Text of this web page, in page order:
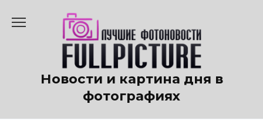
содержанию
Новости и картина дня в
фотографиях